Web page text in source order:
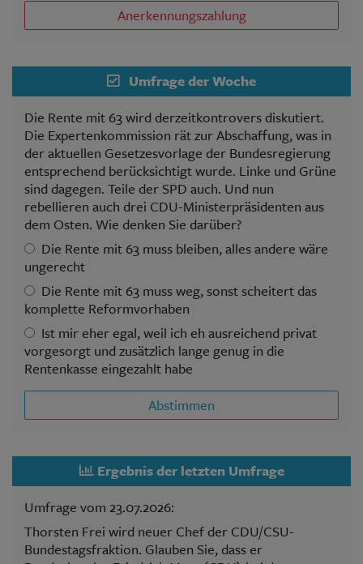
Anerkennungszahlung
Umfrage der Woche
Die Rente mit 63 wird derzeitkontrovers diskutiert.
Die Expertenkommission rät zur Abschaffung, was in
der aktuellen Gesetzesvorlage der Bundesregierung
entsprechend berücksichtigt wurde. Linke und Grüne
sind dagegen. Teile der SPD auch. Und nun
rebellieren auch drei CDU-Ministerpräsidenten aus
dem Osten. Wie denken Sie darüber?
Die Rente mit 63 muss bleiben, alles andere wäre
ungerecht
Die Rente mit 63 muss weg, sonst scheitert das
komplette Reformvorhaben
Ist mir eher egal, weil ich eh ausreichend privat
vorgesorgt und zusätzlich lange genug in die
Rentenkasse eingezahlt habe
Abstimmen
Ergebnis der letzten Umfrage
Umfrage vom 23.07.2026:
Thorsten Frei wird neuer Chef der CDU/CSU-
Bundestagsfraktion. Glauben Sie, dass er